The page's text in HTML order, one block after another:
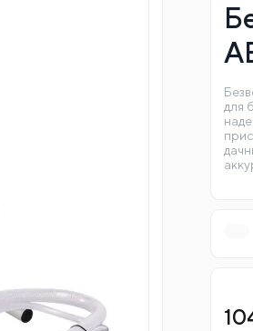
для